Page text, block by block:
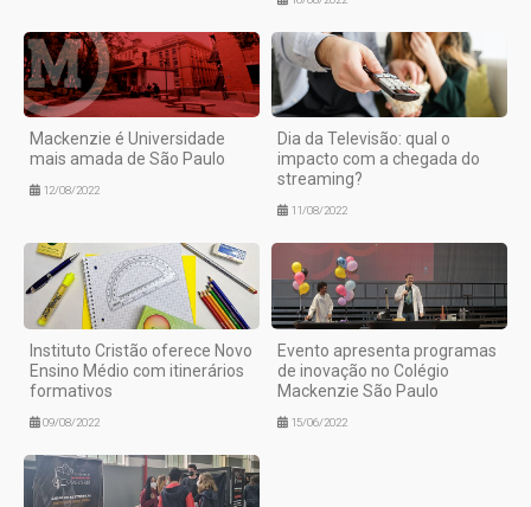
Mackenzie é Universidade
mais amada de São Paulo
12/08/2022
Dia da Televisão: qual o
impacto com a chegada do
streaming?
11/08/2022
Instituto Cristão oferece Novo
Ensino Médio com itinerários
formativos
09/08/2022
Evento apresenta programas
de inovação no Colégio
Mackenzie São Paulo
15/06/2022